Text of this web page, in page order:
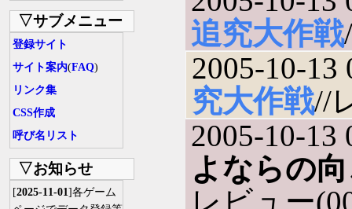
▽サブメニュー
登録サイト
サイト案内(FAQ)
リンク集
CSS作成
呼び名リスト
▽お知らせ
[2025-11-01]各ゲーム
追究大作戦
2005-10-13
究大作戦//
2005-10-13
よならの
レビュー